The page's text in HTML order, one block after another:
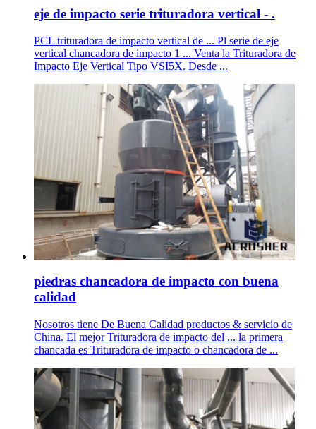
eje de impacto serie trituradora vertical - .
PCL trituradora de impacto vertical de ... Pl serie de eje
vertical chancadora de impacto 1 ... Venta la Trituradora de
Impacto Eje Vertical Tipo VSI5X. Desde ...
piedras chancadora de impacto con buena
calidad
Nosotros tiene De Buena Calidad productos & servicio de
China. El mejor Trituradora de impacto del ... la primera
chancada es Trituradora de impacto o chancadora de ...